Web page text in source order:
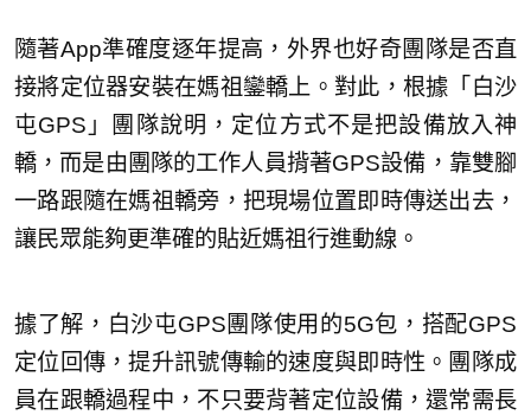
隨著App準確度逐年提高，外界也好奇團隊是否直
接將定位器安裝在媽祖鑾轎上。對此，根據「白沙
屯GPS」團隊說明，定位方式不是把設備放入神
轎，而是由團隊的工作人員揹著GPS設備，靠雙腳
一路跟隨在媽祖轎旁，把現場位置即時傳送出去，
讓民眾能夠更準確的貼近媽祖行進動線。
據了解，白沙屯GPS團隊使用的5G包，搭配GPS
定位回傳，提升訊號傳輸的速度與即時性。團隊成
員在跟轎過程中，不只要背著定位設備，還常需長